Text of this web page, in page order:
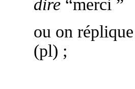
dire“merci ”
ou on
(pl) ;